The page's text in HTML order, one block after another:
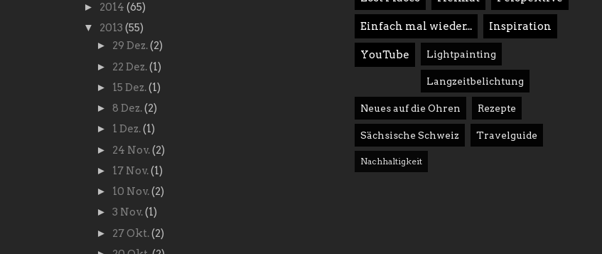
► 2014 (65)
▼ 2013 (55)
► 29 Dez.(2)
► 22 Dez.(1)
► 15 Dez.(1)
► 8 Dez.(2)
► 1 Dez.(1)
► 24 Nov.(2)
► 17 Nov.(1)
► 10 Nov.(2)
► 3 Nov.(1)
► 27 Okt.(2)
Einfach mal wieder... Inspiration
YouTube Lightpainting
Langzeitbelichtung
Neues auf die Ohren Rezepte
Sächsische Schweiz Travelguide
Nachhaltigkeit